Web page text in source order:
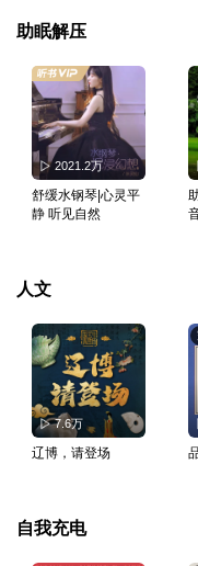
助眠解压
2021.2万
舒缓水钢琴|心灵平
静 听见自然
人文
7.6万
辽博，请登场
自我充电